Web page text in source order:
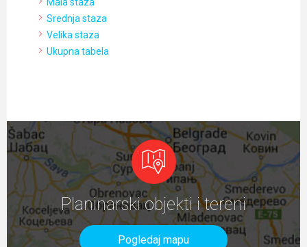
Srednja staza
Velika staza
Ukupna tabela
Planinarski objekti i tereni
Pogledaj mapu